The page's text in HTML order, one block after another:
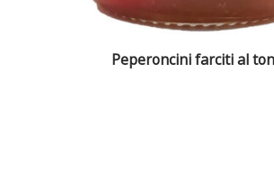
Peperoncini farciti al